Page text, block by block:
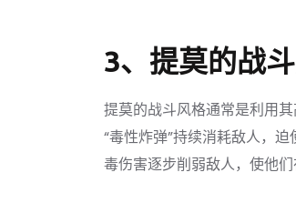
3、提莫的战
提莫的战斗风格通常是利用
“毒性炸弹”持续消耗敌人，
毒伤害逐步削弱敌人，使他